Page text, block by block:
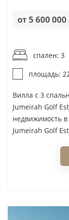
чем в
зависимость
расстояние
коммерции и
выбор.
Локация
Road. В
Golf Estates, а
рестораны и
от 5 600 000
спален: 3
площадь:
Вилла с 3
Jumeirah Golf
недвижимость
Jumeirah Golf